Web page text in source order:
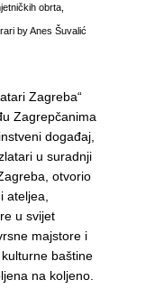
obrta
byAnes Šuvalić
Zagreba“
Zagrepčanima
događaj,
u suradnji
otvorio
ateljea,
u svijet
majstore i
baštine
na koljeno.